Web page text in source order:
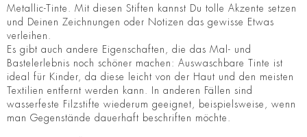
Metallic-Tinte. Mit diesen Stiften kannst Du tolle Akzente setzen
und Deinen Zeichnungen oder Notizen das gewisse Etwas
verleihen.
Es gibt auch andere Eigenschaften, die das Mal- und
Bastelerlebnis noch schöner machen: Auswaschbare Tinte ist
ideal für Kinder, da diese leicht von der Haut und den meisten
Textilien entfernt werden kann. In anderen Fällen sind
wasserfeste Filzstifte wiederum geeignet, beispielsweise, wenn
man Gegenstände dauerhaft beschriften möchte.